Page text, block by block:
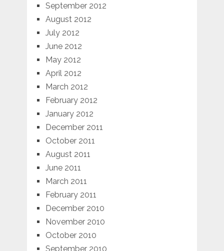
September 2012
August 2012
July 2012
June 2012
May 2012
April 2012
March 2012
February 2012
January 2012
December 2011
October 2011
August 2011
June 2011
March 2011
February 2011
December 2010
November 2010
October 2010
September 2010